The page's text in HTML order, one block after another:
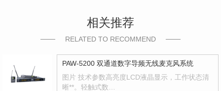
相关推荐
RELATED TO RECOMMEND
PAW-5200 双通道数字导频无线麦克风系统
图片 技术参数高亮度LCD液晶显示，工作状态清
晰**。轻触式数…